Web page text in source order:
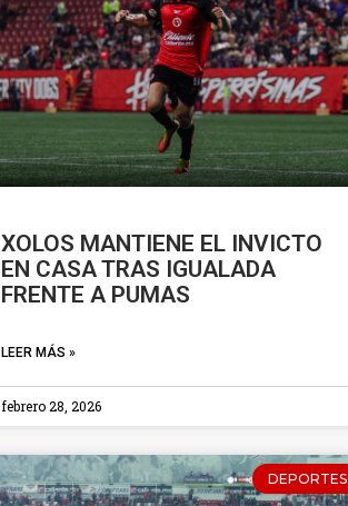
XOLOS MANTIENE EL INVICTO
EN CASA TRAS IGUALADA
FRENTE A PUMAS
LEER MÁS »
febrero 28, 2026
DEPORTES